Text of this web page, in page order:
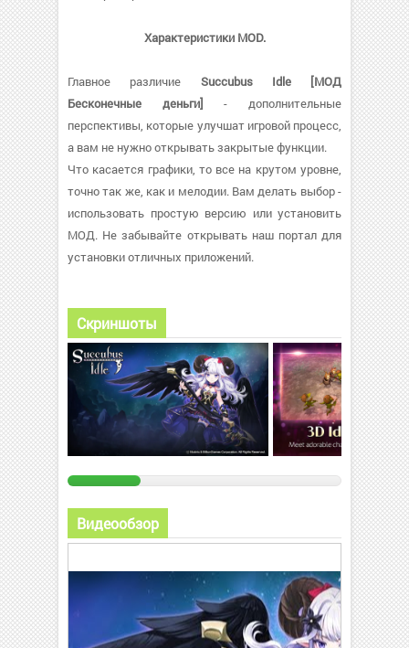
Характеристики MOD.
Главное различие Succubus Idle [МОД
Бесконечные деньги] - дополнительные
перспективы, которые улучшат игровой процесс,
а вам не нужно открывать закрытые функции.
Что касается графики, то все на крутом уровне,
точно так же, как и мелодии. Вам делать выбор -
использовать простую версию или установить
МОД. Не забывайте открывать наш портал для
установки отличных приложений.
Скриншоты
Видеообзор